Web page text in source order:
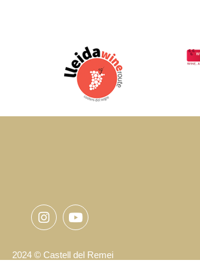
InstagramYoutube
2024 © Castell del Remei